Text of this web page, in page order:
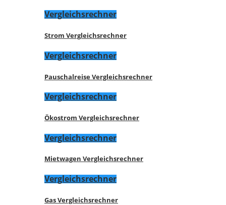
Vergleichsrechner
Strom Vergleichsrechner
Vergleichsrechner
Pauschalreise Vergleichsrechner
Vergleichsrechner
Ökostrom Vergleichsrechner
Vergleichsrechner
Mietwagen Vergleichsrechner
Vergleichsrechner
Gas Vergleichsrechner